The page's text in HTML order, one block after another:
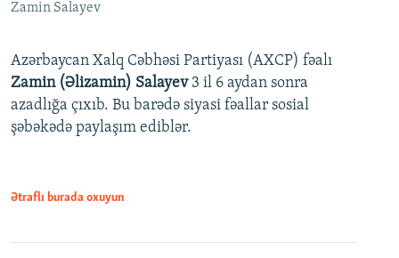
Zamin Salayev
Azərbaycan Xalq Cəbhəsi Partiyası (AXCP) fəalı
Zamin (Əlizamin) Salayev 3 il 6 aydan sonra
azadlığa çıxıb. Bu barədə siyasi fəallar sosial
şəbəkədə paylaşım ediblər.
Ətraflı burada oxuyun